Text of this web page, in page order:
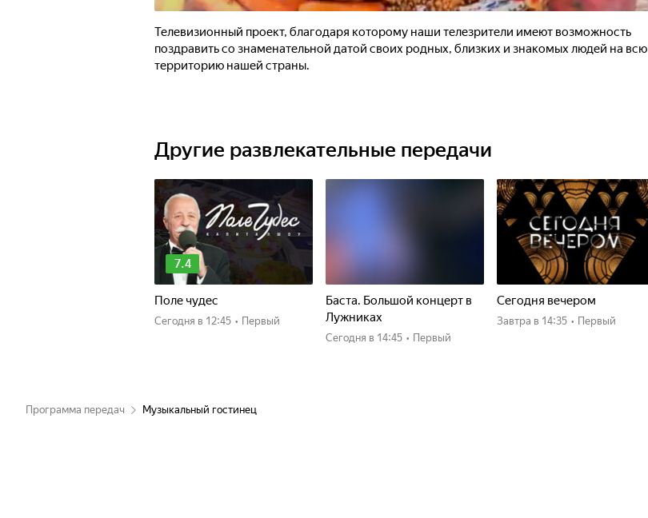
Телевизионный проект, благодаря которому наши телезрители имеют возможность
поздравить со знаменательной датой своих родных, близких и знакомых людей на всю
территорию нашей страны.
Другие развлекательные передачи
7.4
Поле чудес
Сегодня в 12:45 • Первый
Баста. Большой концерт в
Лужниках
Сегодня в 14:45 • Первый
Сегодня вечером
Завтра в 14:35 • Первый
Программа передач Музыкальный гостинец